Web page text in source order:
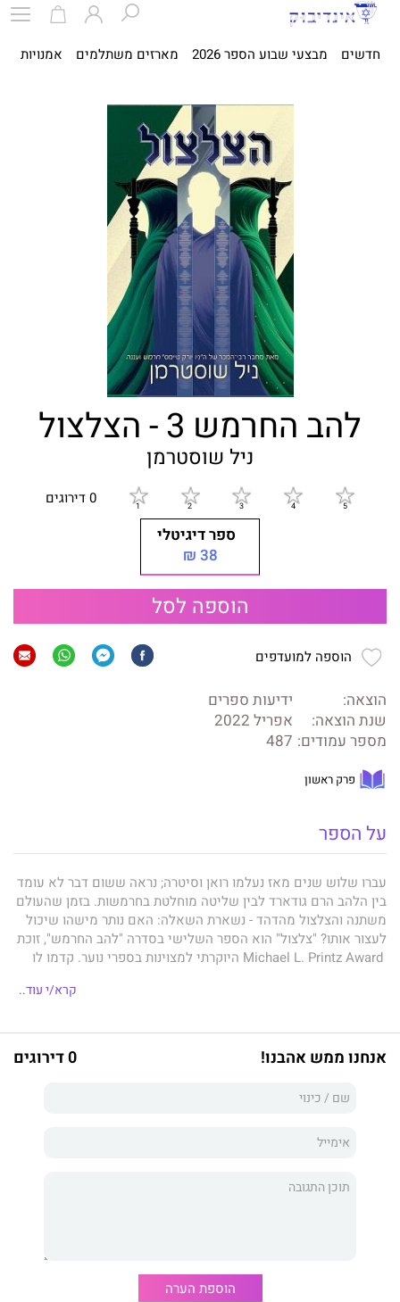
חדשים מבצעי שבוע הספר 2026 מארזים משתלמים אמנויות
להב החרמש 3 - הצלצול
ניל שוסטרמן
0 דירוגים
ספר דיגיטלי
38 ₪
הוספה לסל
הוספה למועדפים
הוצאה:
ידיעות ספרים
שנת הוצאה:
אפריל 2022
מספר עמודים: 487
פרק ראשון
על הספר
עברו שלוש שנים מאז נעלמו רואן וסיטרה; נראה ששום דבר לא עומד
בין הלהב הרם גודארד לבין שליטה מוחלטת בחרמשות. בזמן שהעולם
משתנה והצלצול מהדהד - נשארת השאלה: האם נותר מישהו שיכול
לעצור אותו? "צלצול" הוא הספר השלישי בסדרה "להב החרמש", זוכת
Michael L. Printz Award היוקרתי למצוינות בספרי נוער. קדמו לו
בניית עלילה מצוינת המובילה לחווית קריאה מספקת ומהנה.
קרא/י עוד..
אנחנו ממש אהבנו! 0 דירוגים
הוספת הערה